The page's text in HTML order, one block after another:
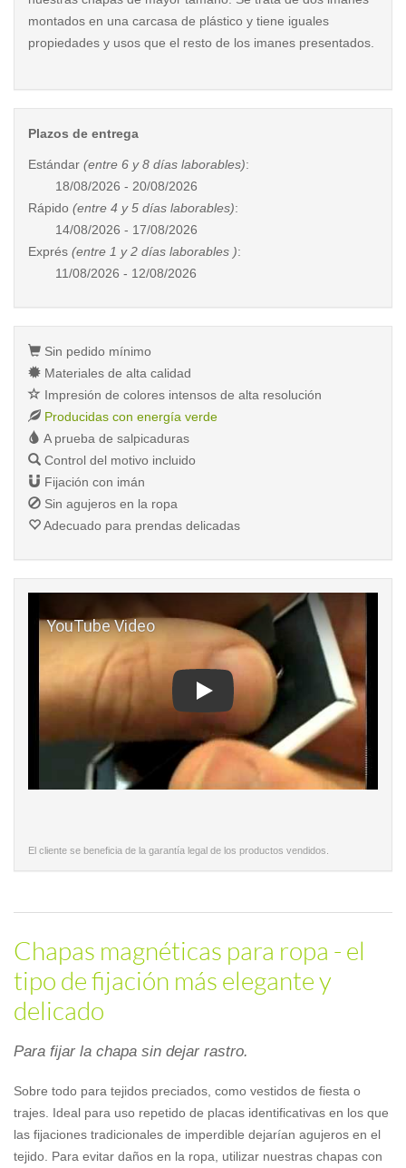
montados en una carcasa de plástico y tiene iguales
propiedades y usos que el resto de los imanes presentados.
Plazos de entrega
Estándar (entre 6 y 8 días laborables):
18/08/2026 - 20/08/2026
Rápido (entre 4 y 5 días laborables):
14/08/2026 - 17/08/2026
Exprés (entre 1 y 2 días laborables ):
11/08/2026 - 12/08/2026
Sin pedido mínimo
Materiales de alta calidad
Impresión de colores intensos de alta resolución
Producidas con energía verde
A prueba de salpicaduras
Control del motivo incluido
Fijación con imán
Sin agujeros en la ropa
Adecuado para prendas delicadas
El cliente se beneficia de la garantía legal de los productos vendidos.
Chapas magnéticas para ropa - el
tipo de fijación más elegante y
delicado
Para fijar la chapa sin dejar rastro.
Sobre todo para tejidos preciados, como vestidos de fiesta o
trajes. Ideal para uso repetido de placas identificativas en los que
las fijaciones tradicionales de imperdible dejarían agujeros en el
tejido. Para evitar daños en la ropa, utilizar nuestras chapas con